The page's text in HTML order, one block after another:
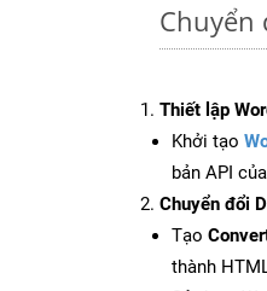
Chuyển
Thiết lập
Khởi tạo
bản API
Chuyển đổi
Tạo
thành